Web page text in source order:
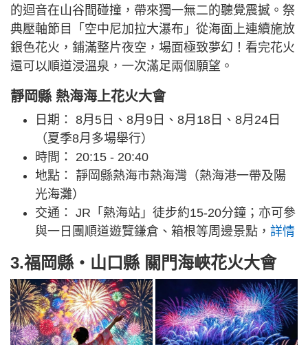
的迴音在山谷間碰撞，帶來獨一無二的聽覺震撼。祭
典壓軸節目「空中尼加拉大瀑布」從海面上連續施放
銀色花火，鋪滿整片夜空，場面極致夢幻！看完花火
還可以順道浸溫泉，一次滿足兩個願望。
靜岡縣 熱海海上花火大會
日期： 8月5日、8月9日、8月18日、8月24日
（夏季8月多場舉行）
時間： 20:15 - 20:40
地點： 靜岡縣熱海市熱海灣（熱海港一帶及陽
光海灘）
交通： JR「熱海站」徒步約15-20分鐘；亦可參
與一日團順道遊覽鎌倉、箱根等周邊景點， 詳情
3.福岡縣・山口縣 關門海峽花火大會